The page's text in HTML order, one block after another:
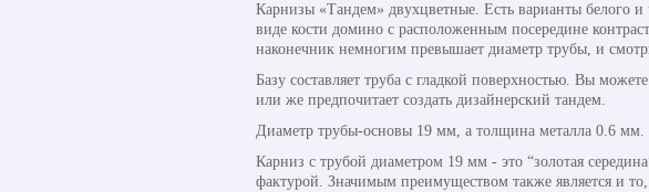
Карнизы «Тандем» двухцветные. Есть варианты белого
виде кости домино с расположенным посередине
наконечник немногим превышает диаметр трубы, и
Базу составляет труба с гладкой поверхностью. Вы
или же предпочитает создать дизайнерский тандем.
Диаметр трубы-основы 19 мм, а толщина металла 0.6 мм.
Карниз с трубой диаметром 19 мм - это “золотая
фактурой. Значимым преимуществом также является и